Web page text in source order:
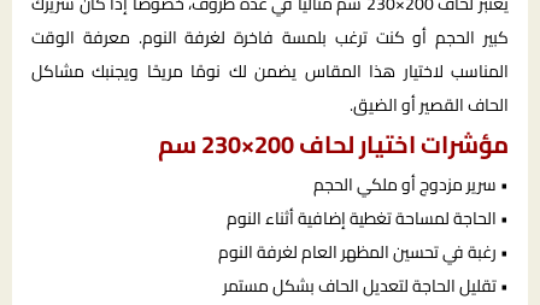
كبير الحجم أو كنت ترغب بلمسة فاخرة لغرفة النوم. معرفة الوقت
المناسب لاختيار هذا المقاس يضمن لك نومًا مريحًا ويجنبك مشاكل
الحاف القصير أو الضيق.
مؤشرات اختيار لحاف 200×230 سم
• سرير مزدوج أو ملكي الحجم
• الحاجة لمساحة تغطية إضافية أثناء النوم
• رغبة في تحسين المظهر العام لغرفة النوم
• تقليل الحاجة لتعديل الحاف بشكل مستمر